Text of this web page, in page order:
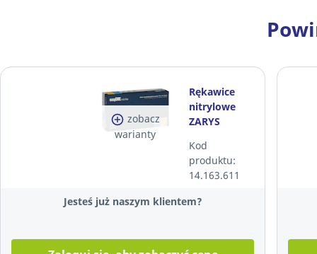
zobacz
warianty
Rękawice
nitrylowe
ZARYS
NITRILE,
niebieskie,
rozmiar M,
100 sztuk
Kod
produktu:
14.163.611
Jesteś już naszym klientem?